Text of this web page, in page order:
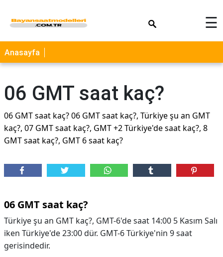
☰
Anasayfa
06 GMT saat kaç?
06 GMT saat kaç? 06 GMT saat kaç?, Türkiye şu an GMT
kaç?, 07 GMT saat kaç?, GMT +2 Türkiye'de saat kaç?, 8
GMT saat kaç?, GMT 6 saat kaç?
06 GMT saat kaç?
Türkiye şu an GMT kaç?, GMT-6'de saat 14:00 5 Kasım Salı
iken Türkiye'de 23:00 dür. GMT-6 Türkiye'nin 9 saat
gerisindedir.